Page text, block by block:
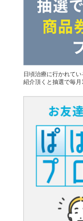
日頃治療に行かれて
紹介頂くと抽選で毎